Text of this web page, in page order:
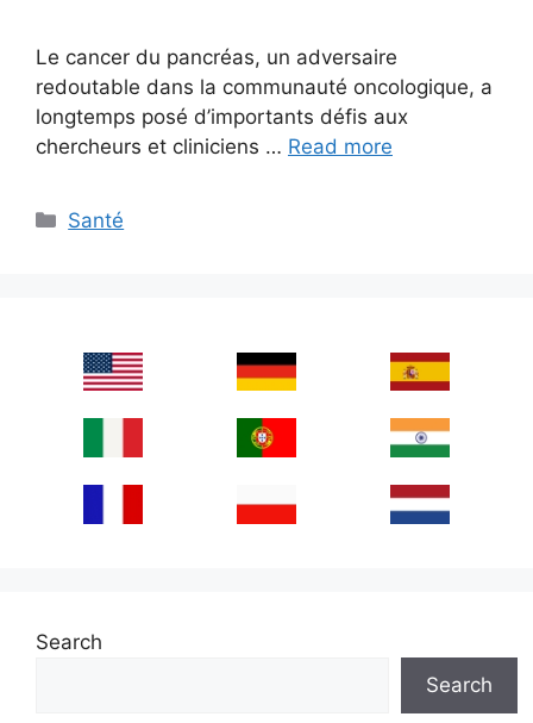
Le cancer du pancréas, un adversaire
redoutable dans la communauté oncologique, a
longtemps posé d’importants défis aux
chercheurs et cliniciens … Read more
Categories
Santé
Search
Search